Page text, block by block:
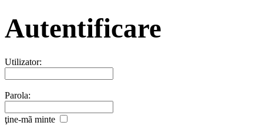
Autentificare
Utilizator:
Parola:
ţine-mã minte